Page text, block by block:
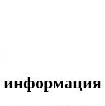
информация